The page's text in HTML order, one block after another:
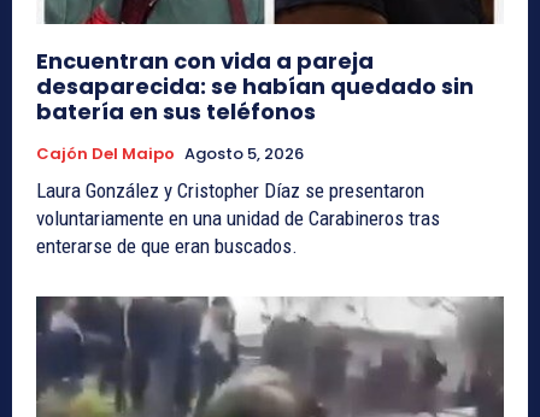
Encuentran con vida a pareja
desaparecida: se habían quedado sin
batería en sus teléfonos
Cajón Del Maipo Agosto 5, 2026
Laura González y Cristopher Díaz se presentaron
voluntariamente en una unidad de Carabineros tras
enterarse de que eran buscados.